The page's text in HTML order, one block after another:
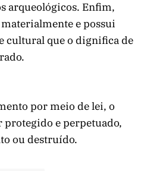
arqueológicos. Enfim,
e possui
cultural que o dignifica de
por meio de lei, o
protegido e perpetuado,
ou destruído.